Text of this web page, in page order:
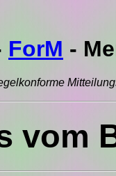
ForM -
vom